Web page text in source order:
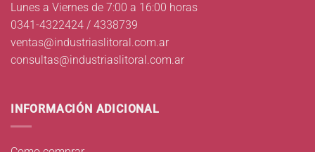
Lunes a Viernes de 7:00 a 16:00 horas
0341-4322424 / 4338739
ventas@industriaslitoral.com.ar
consultas@industriaslitoral.com.ar
INFORMACIÓN ADICIONAL